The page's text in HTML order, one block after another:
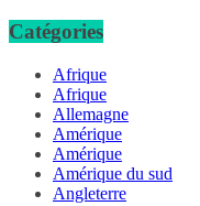
Catégories
Afrique
Afrique
Allemagne
Amérique
Amérique
Amérique du sud
Angleterre